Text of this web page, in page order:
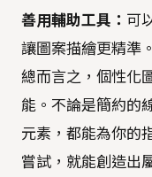
善用輔助工具： 可
讓圖案描繪更精準。
總而言之，個性化
能。不論是簡約的
元素，都能為你的
嘗試，就能創造出